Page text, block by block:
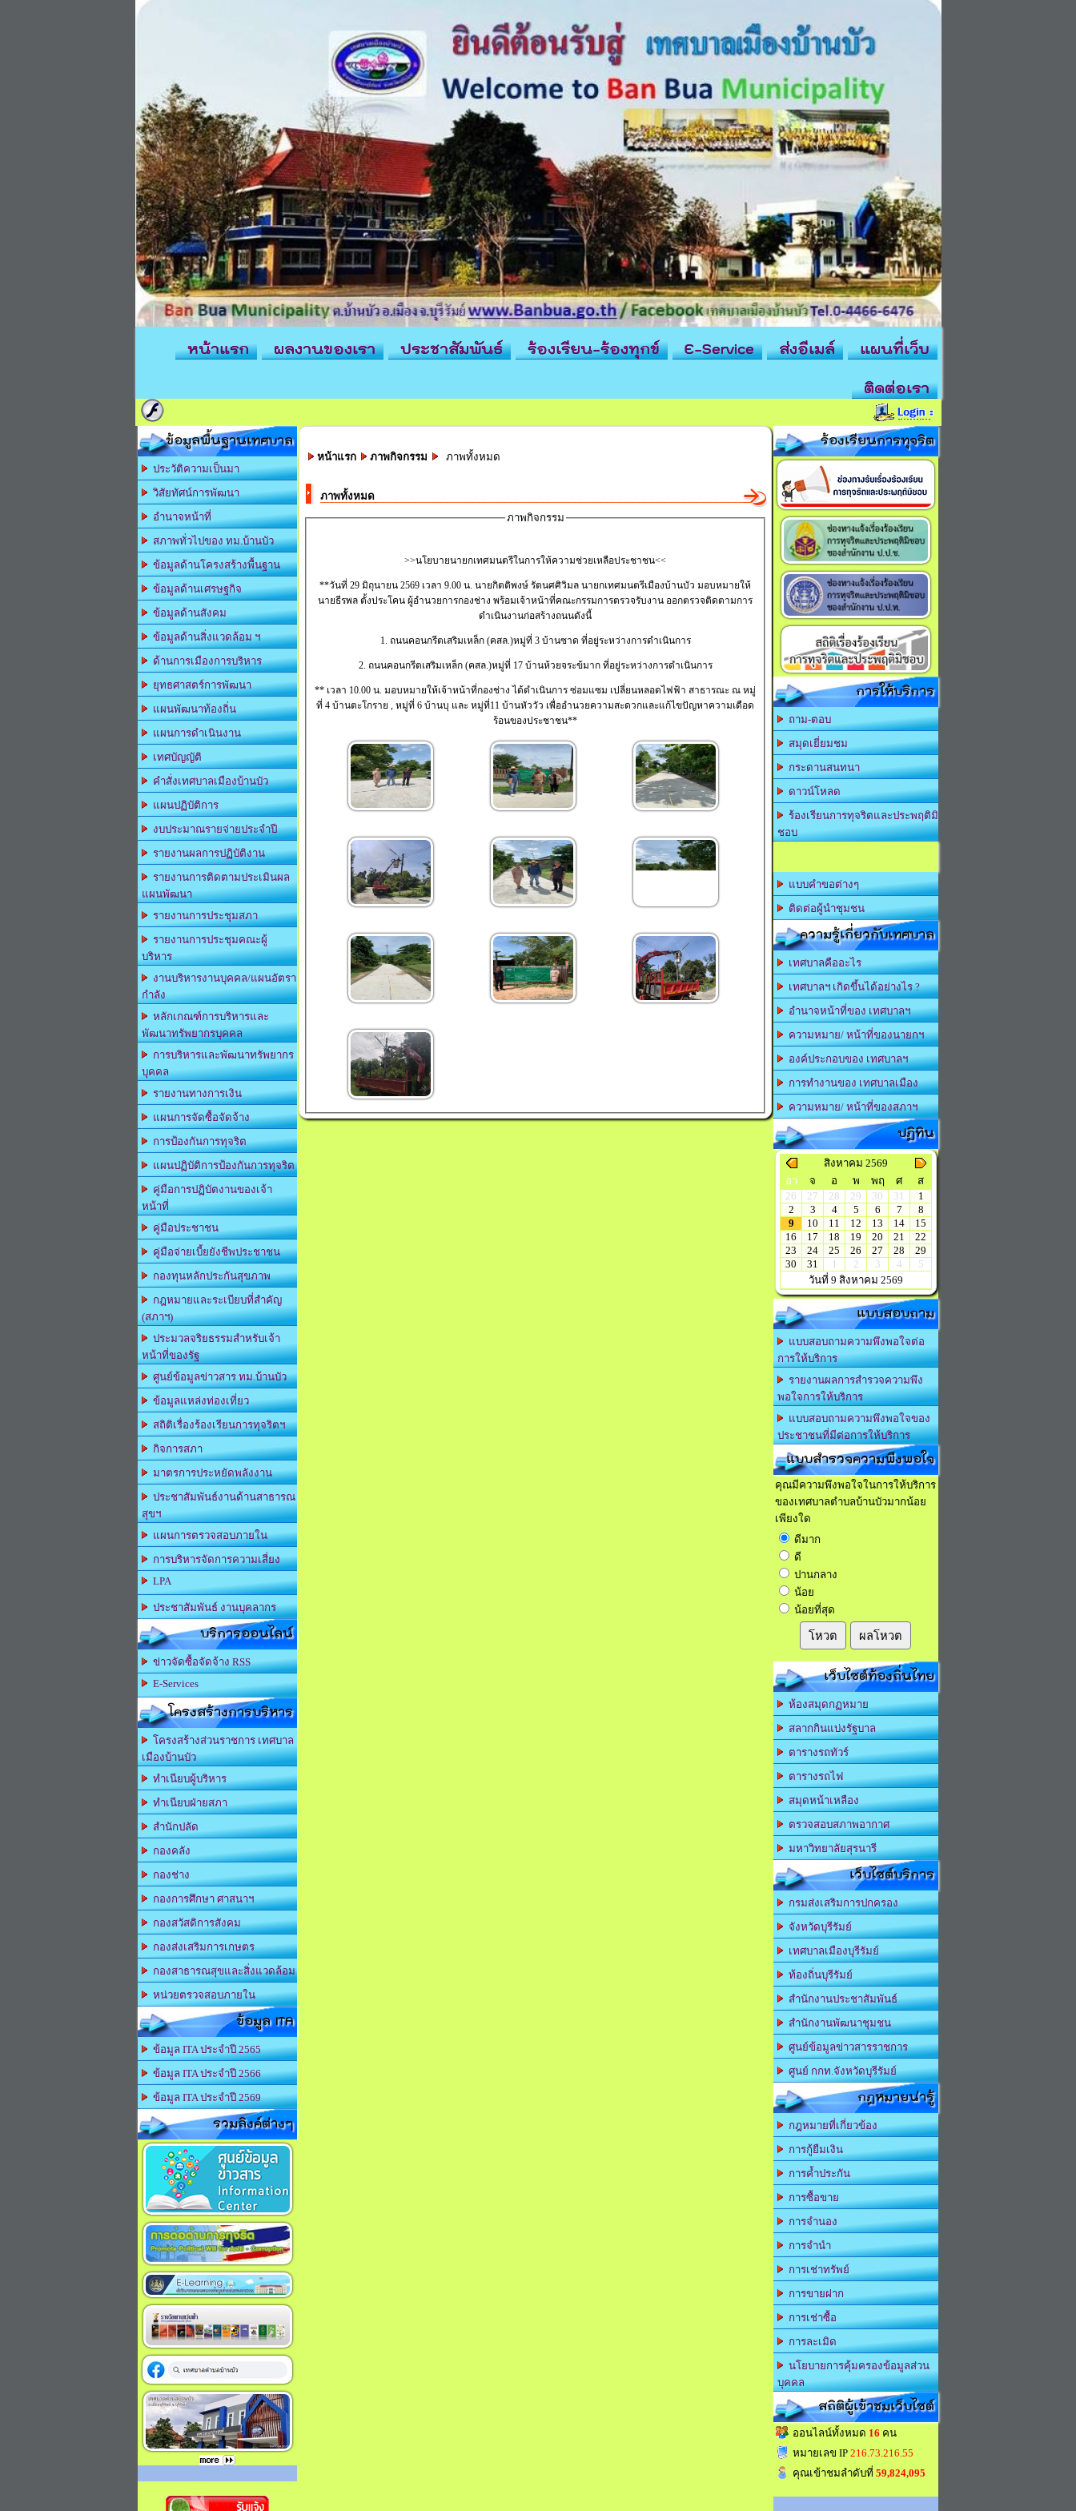
หน้าแรก ผลงานของเรา ประชาสัมพันธ์ ร้องเรียน-ร้องทุกข์ E-Service ส่งอีเมล์
แผนที่เว็บ
ติดต่อเรา
ข้อมูลพื้นฐานเทศบาล
ประวัติความเป็นมา
วิสัยทัศน์การพัฒนา
อำนาจหน้าที่
สภาพทั่วไปของ ทม.บ้านบัว
ข้อมูลด้านโครงสร้างพื้นฐาน
ข้อมูลด้านเศรษฐกิจ
ข้อมูลด้านสังคม
ข้อมูลด้านสิ่งแวดล้อม ฯ
ด้านการเมืองการบริหาร
ยุทธศาสตร์การพัฒนา
แผนพัฒนาท้องถิ่น
แผนการดำเนินงาน
เทศบัญญัติ
คำสั่งเทศบาลเมืองบ้านบัว
แผนปฏิบัติการ
งบประมาณรายจ่ายประจำปี
รายงานผลการปฏิบัติงาน
รายงานการติดตามประเมินผล
แผนพัฒนา
รายงานการประชุมสภา
รายงานการประชุมคณะผู้
บริหาร
งานบริหารงานบุคคล/แผนอัตรา
กำลัง
หลักเกณฑ์การบริหารและ
พัฒนาทรัพยากรบุคคล
การบริหารและพัฒนาทรัพยากร
บุคคล
รายงานทางการเงิน
แผนการจัดซื้อจัดจ้าง
การป้องกันการทุจริต
แผนปฏิบัติการป้องกันการทุจริต
คู่มือการปฏิบัตงานของเจ้า
หน้าที่
คู่มือประชาชน
คู่มือจ่ายเบี้ยยังชีพประชาชน
กองทุนหลักประกันสุขภาพ
กฎหมายและระเบียบที่สำคัญ
(สภาฯ)
ประมวลจริยธรรมสำหรับเจ้า
หน้าที่ของรัฐ
ศูนย์ข้อมูลข่าวสาร ทม.บ้านบัว
ข้อมูลแหล่งท่องเที่ยว
สถิติเรื่องร้องเรียนการทุจริตฯ
กิจการสภา
มาตรการประหยัดพลังงาน
ประชาสัมพันธ์งานด้านสาธารณ
สุขฯ
แผนการตรวจสอบภายใน
การบริหารจัดการความเสี่ยง
LPA
ประชาสัมพันธ์ งานบุคลากร
บริการออนไลน์
ข่าวจัดซื้อจัดจ้าง RSS
E-Services
โครงสร้างการบริหาร
โครงสร้างส่วนราชการ เทศบาล
เมืองบ้านบัว
ทำเนียบผู้บริหาร
ทำเนียบฝ่ายสภา
สำนักปลัด
กองคลัง
กองช่าง
กองการศึกษา ศาสนาฯ
กองสวัสดิการสังคม
กองส่งเสริมการเกษตร
กองสาธารณสุขและสิ่งแวดล้อม
หน่วยตรวจสอบภายใน
ข้อมูล ITA
ข้อมูล ITA ประจำปี 2565
ข้อมูล ITA ประจำปี 2566
ข้อมูล ITA ประจำปี 2569
รวมลิงค์ต่างๆ
หน้าแรก ภาพกิจกรรม ภาพทั้งหมด
ภาพทั้งหมด
ภาพกิจกรรม
>>นโยบายนายกเทศมนตรีในการให้ความช่วยเหลือประชาชน<<
**วันที่ 29 มิถุนายน 2569 เวลา 9.00 น. นายกิตติพงษ์ รัตนศศิวิมล นายกเทศมนตรีเมืองบ้านบัว มอบหมายให้
นายธีรพล ตั้งประโคน ผู้อำนวยการกองช่าง พร้อมเจ้าหน้าที่คณะกรรมการตรวจรับงาน ออกตรวจติดตามการ
ดำเนินงานก่อสร้างถนนดังนี้
1. ถนนคอนกรีตเสริมเหล็ก (คสล.)หมู่ที่ 3 บ้านซาด ที่อยู่ระหว่างการดำเนินการ
2. ถนนคอนกรีตเสริมเหล็ก (คสล.)หมู่ที่ 17 บ้านห้วยจระข้มาก ที่อยู่ระหว่างการดำเนินการ
** เวลา 10.00 น. มอบหมายให้เจ้าหน้าที่กองช่าง ได้ดำเนินการ ซ่อมแซม เปลี่ยนหลอดไฟฟ้า สาธารณะ ณ หมู่
ที่ 4 บ้านตะโกราย , หมู่ที่ 6 บ้านบุ และ หมู่ที่11 บ้านหัววัว เพื่ออำนวยความสะดวกและแก้ไขปัญหาความเดือด
ร้อนของประชาชน**
ร้องเรียนการทุจริต
การให้บริการ
ถาม-ตอบ
สมุดเยี่ยมชม
กระดานสนทนา
ดาวน์โหลด
ร้องเรียนการทุจริตและประพฤติมิ
ชอบ
แบบคำขอต่างๆ
ติดต่อผู้นำชุมชน
ความรู้เกี่ยวกับเทศบาล
เทศบาลคืออะไร
เทศบาลฯ เกิดขึ้นได้อย่างไร ?
อำนาจหน้าที่ของ เทศบาลฯ
ความหมาย/ หน้าที่ของนายกฯ
องค์ประกอบของ เทศบาลฯ
การทำงานของ เทศบาลเมือง
ความหมาย/ หน้าที่ของสภาฯ
ปฏิทิน
สิงหาคม 2569
อา
จ อ พ พฤ ศ
ส
26
27 28 29 30 31
1
2
3 4 5 6 7
8
9
10 11 12 13 14
15
16
17 18 19 20 21
22
23
24 25 26 27 28
29
30
31 1 2 3 4
5
วันที่ 9 สิงหาคม 2569
แบบสอบถาม
แบบสอบถามความพึงพอใจต่อ
การให้บริการ
รายงานผลการสำรวจความพึง
พอใจการให้บริการ
แบบสอบถามความพึงพอใจของ
ประชาชนที่มีต่อการให้บริการ
แบบสำรวจความพึงพอใจ
คุณมีความพึงพอใจในการให้บริการ
ของเทศบาลตำบลบ้านบัวมากน้อย
เพียงใด
ดีมาก
ดี
ปานกลาง
น้อย
น้อยที่สุด
โหวต ผลโหวต
เว็บไซต์ท้องถิ่นไทย
ห้องสมุดกฏหมาย
สลากกินแบ่งรัฐบาล
ตารางรถทัวร์
ตารางรถไฟ
สมุดหน้าเหลือง
ตรวจสอบสภาพอากาศ
มหาวิทยาลัยสุรนารี
เว็บไซต์บริการ
กรมส่งเสริมการปกครอง
จังหวัดบุรีรัมย์
เทศบาลเมืองบุรีรัมย์
ท้องถิ่นบุรีรัมย์
สำนักงานประชาสัมพันธ์
สำนักงานพัฒนาชุมชน
ศูนย์ข้อมูลข่าวสารราชการ
ศูนย์ กกท.จังหวัดบุรีรัมย์
กฎหมายน่ารู้
กฎหมายที่เกี่ยวข้อง
การกู้ยืมเงิน
การค้ำประกัน
การซื้อขาย
การจำนอง
การจำนำ
การเช่าทรัพย์
การขายฝาก
การเช่าซื้อ
การละเมิด
นโยบายการคุ้มครองข้อมูลส่วน
บุคคล
สถิติผู้เข้าชมเว็บไซต์
ออนไลน์ทั้งหมด 16 คน
หมายเลข IP 216.73.216.55
คุณเข้าชมลำดับที่ 59,824,095